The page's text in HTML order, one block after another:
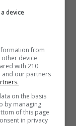
device
from
device
with 210
and our partners
on the basis
by managing
of this page
in privacy